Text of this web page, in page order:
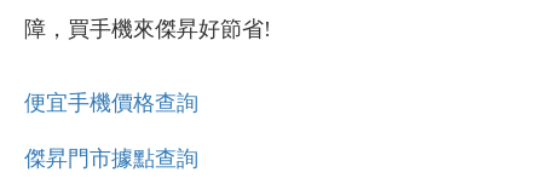
障，買手機來傑昇好節省!
便宜手機價格查詢
傑昇門市據點查詢